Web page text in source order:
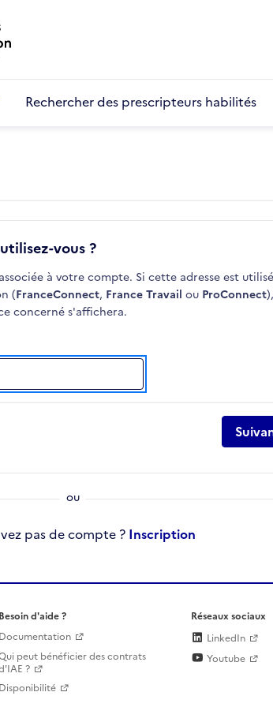
Rechercher des prescripteurs habilités
vous ?
à votre compte. Si cette adresse est
(FranceConnect, France Travail ou ProConnect
concerné s'affichera.
pas de compte ? Inscription
Besoin d'aide ?
Documentation
peut bénéficier des contrats
?
Disponibilité
Réseaux sociaux
LinkedIn
Youtube